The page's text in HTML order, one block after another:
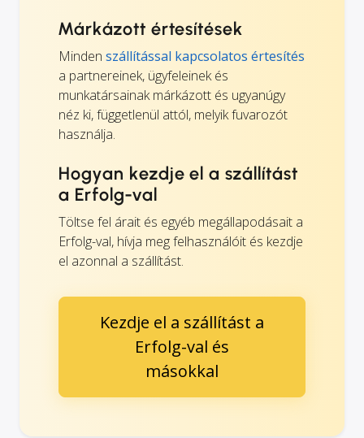
Márkázott értesítések
Minden szállítással kapcsolatos értesítés
a partnereinek, ügyfeleinek és
munkatársainak márkázott és ugyanúgy
néz ki, függetlenül attól, melyik fuvarozót
használja.
Hogyan kezdje el a szállítást
a Erfolg-val
Töltse fel árait és egyéb megállapodásait a
Erfolg-val, hívja meg felhasználóit és kezdje
el azonnal a szállítást.
Kezdje el a szállítást a
Erfolg-val és
másokkal